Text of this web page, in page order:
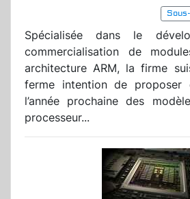
Spécialisée dans le
commercialisation de
architecture ARM, la firme
ferme intention de
l’année prochaine des
processeur...